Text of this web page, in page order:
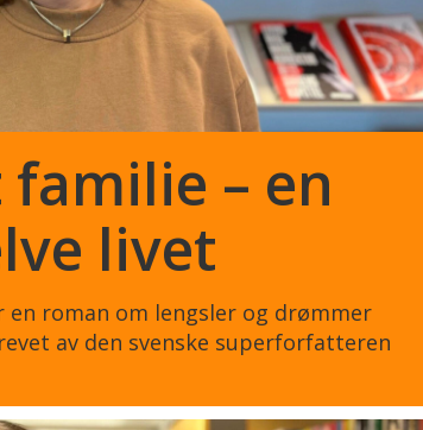
– en
livet
roman om lengsler og drømmer
av den svenske superforfatteren